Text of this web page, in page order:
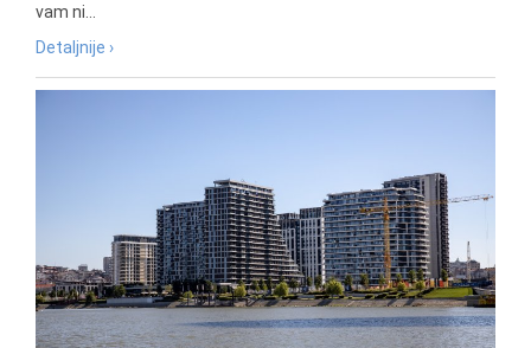
vam ni...
Detaljnije ›